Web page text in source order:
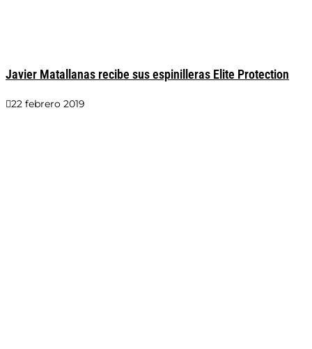
Javier Matallanas recibe sus espinilleras Elite Protection
22 febrero 2019